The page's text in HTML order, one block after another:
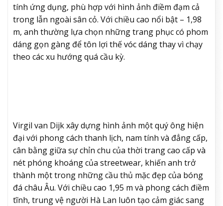
tính ứng dụng, phù hợp với hình ảnh điềm đạm cả
trong lẫn ngoài sân cỏ. Với chiều cao nổi bật – 1,98
m, anh thường lựa chọn những trang phục có phom
dáng gọn gàng để tôn lợi thế vóc dáng thay vì chạy
theo các xu hướng quá cầu kỳ.
Virgil van Dijk xây dựng hình ảnh một quý ông hiện
đại với phong cách thanh lịch, nam tính và đẳng cấp,
cân bằng giữa sự chỉn chu của thời trang cao cấp và
nét phóng khoáng của streetwear, khiến anh trở
thành một trong những cầu thủ mặc đẹp của bóng
đá châu Âu. Với chiều cao 1,95 m và phong cách điềm
tĩnh, trung vệ người Hà Lan luôn tạo cảm giác sang